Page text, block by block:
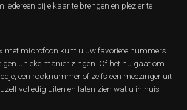
iedereen bij elkaar te brengen en plezier te
met microfoon kunt u uw favoriete nummers
unieke manier zingen. Of het nu gaat om
een rocknummer of zelfs een meezinger uit
volledig uiten en laten zien wat u in huis